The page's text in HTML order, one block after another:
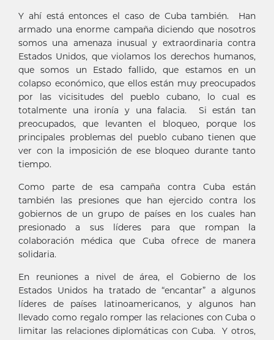
Y ahí está entonces el caso de Cuba también. Han
armado una enorme campaña diciendo que nosotros
somos una amenaza inusual y extraordinaria contra
Estados Unidos, que violamos los derechos humanos,
que somos un Estado fallido, que estamos en un
colapso económico, que ellos están muy preocupados
por las vicisitudes del pueblo cubano, lo cual es
totalmente una ironía y una falacia. Si están tan
preocupados, que levanten el bloqueo, porque los
principales problemas del pueblo cubano tienen que
ver con la imposición de ese bloqueo durante tanto
tiempo.
Como parte de esa campaña contra Cuba están
también las presiones que han ejercido contra los
gobiernos de un grupo de países en los cuales han
presionado a sus líderes para que rompan la
colaboración médica que Cuba ofrece de manera
solidaria.
En reuniones a nivel de área, el Gobierno de los
Estados Unidos ha tratado de “encantar” a algunos
líderes de países latinoamericanos, y algunos han
llevado como regalo romper las relaciones con Cuba o
limitar las relaciones diplomáticas con Cuba. Y otros,